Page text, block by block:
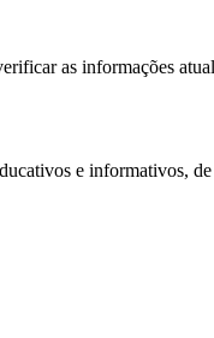
as informações
e informativos,